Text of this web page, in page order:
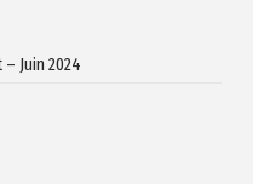
Juin 2024